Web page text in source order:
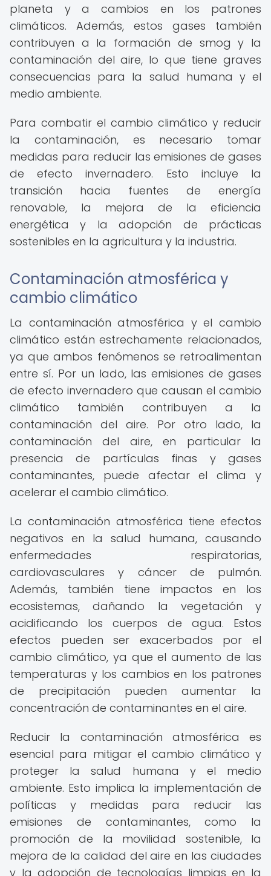
planeta y a cambios en los patrones
climáticos. Además, estos gases también
contribuyen a la formación de smog y la
contaminación del aire, lo que tiene graves
consecuencias para la salud humana y el
medio ambiente.
Para combatir el cambio climático y reducir
la contaminación, es necesario tomar
medidas para reducir las emisiones de gases
de efecto invernadero. Esto incluye la
transición hacia fuentes de energía
renovable, la mejora de la eficiencia
energética y la adopción de prácticas
sostenibles en la agricultura y la industria.
Contaminación atmosférica y
cambio climático
La contaminación atmosférica y el cambio
climático están estrechamente relacionados,
ya que ambos fenómenos se retroalimentan
entre sí. Por un lado, las emisiones de gases
de efecto invernadero que causan el cambio
climático también contribuyen a la
contaminación del aire. Por otro lado, la
contaminación del aire, en particular la
presencia de partículas finas y gases
contaminantes, puede afectar el clima y
acelerar el cambio climático.
La contaminación atmosférica tiene efectos
negativos en la salud humana, causando
enfermedades respiratorias,
cardiovasculares y cáncer de pulmón.
Además, también tiene impactos en los
ecosistemas, dañando la vegetación y
acidificando los cuerpos de agua. Estos
efectos pueden ser exacerbados por el
cambio climático, ya que el aumento de las
temperaturas y los cambios en los patrones
de precipitación pueden aumentar la
concentración de contaminantes en el aire.
Reducir la contaminación atmosférica es
esencial para mitigar el cambio climático y
proteger la salud humana y el medio
ambiente. Esto implica la implementación de
políticas y medidas para reducir las
emisiones de contaminantes, como la
promoción de la movilidad sostenible, la
mejora de la calidad del aire en las ciudades
y la adopción de tecnologías limpias en la